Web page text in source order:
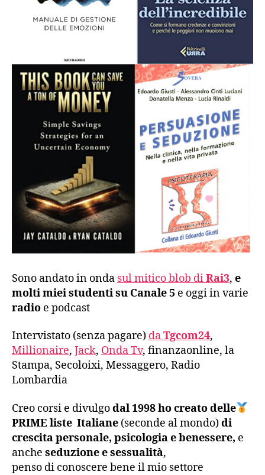
Sono andato in onda sul mitico blob diRai3, e
molti miei studenti su Canale 5 e oggi in varie
radio e podcast
Intervistato (senza pagare) daTgcom24,
Millionaire, Jack, Onda Tv, finanzaonline, la
Stampa, Secoloixi, Messaggero, Radio
Lombardia
Creo corsi e divulgodal 1998ho creato delle
PRIME liste Italiane (seconde al mondo)di
crescita personale, psicologia e benessere, e
anche seduzione e sessualità,
penso di conoscere bene il mio settore